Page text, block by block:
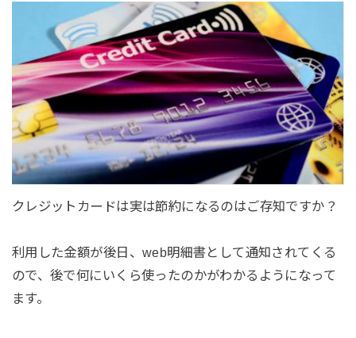
クレジットカードは実は節約になるのはご存知ですか？
利用した金額が後日、web明細書として通知されてくる
ので、後で何にいくら使ったのかがわかるようになって
ます。